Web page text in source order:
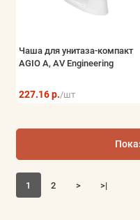
Чаша для унитаза-компакт
AGIO A, AV Engineering
227.16 р./шт
1 2 > >|